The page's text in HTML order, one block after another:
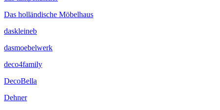
Das holländische Möbelhaus
daskleineb
dasmoebelwerk
deco4family
DecoBella
Dehner